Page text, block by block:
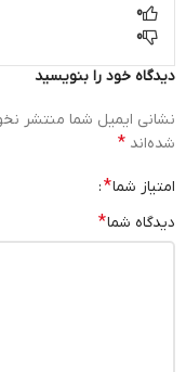
0
0
دیدگاه خود را بنویسید
نشانی ایمیل شما منتشر
شده‌اند *
امتیاز شما*
دیدگاه شما*